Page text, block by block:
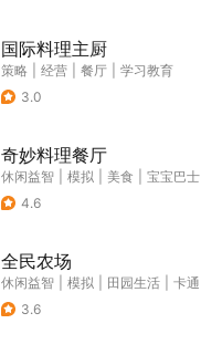
国际料理主厨
策略 经营 餐厅
学习教育
3.0
奇妙料理餐厅
休闲益智 模拟 美食
宝宝巴士
4.6
全民农场
休闲益智 模拟 田园生活
卡通
3.6